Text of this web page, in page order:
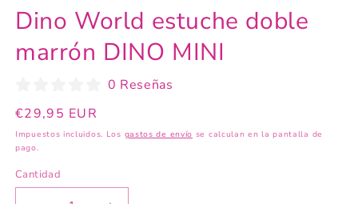
multimedia
1
una
ventana
Dino World estuche doble
marrón DINO MINI
0 Reseñas
Precio
habitual
€29,95 EUR
Impuestos incluidos. Los gastos de envío se calculan en la pantalla de
pago.
Cantidad